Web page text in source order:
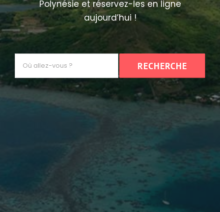
Polynésie et réservez-les en ligne
aujourd’hui !
allez-
vous
?
RECHERCHE